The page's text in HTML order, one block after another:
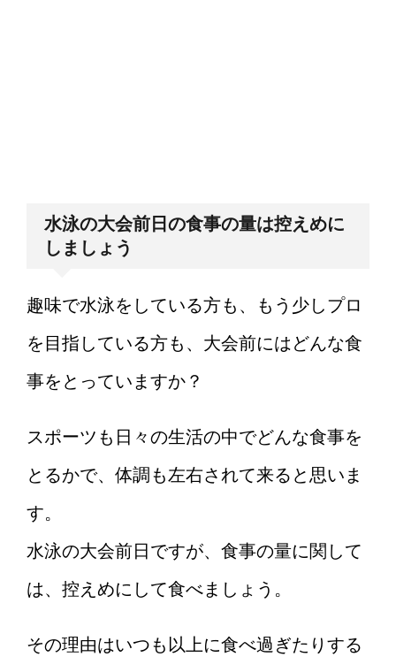
水泳の大会前日の食事の量は控えめに
しましょう
趣味で水泳をしている方も、もう少しプロ
を目指している方も、大会前にはどんな食
事をとっていますか？
スポーツも日々の生活の中でどんな食事を
とるかで、体調も左右されて来ると思いま
す。
水泳の大会前日ですが、食事の量に関して
は、控えめにして食べましょう。
その理由はいつも以上に食べ過ぎたりする